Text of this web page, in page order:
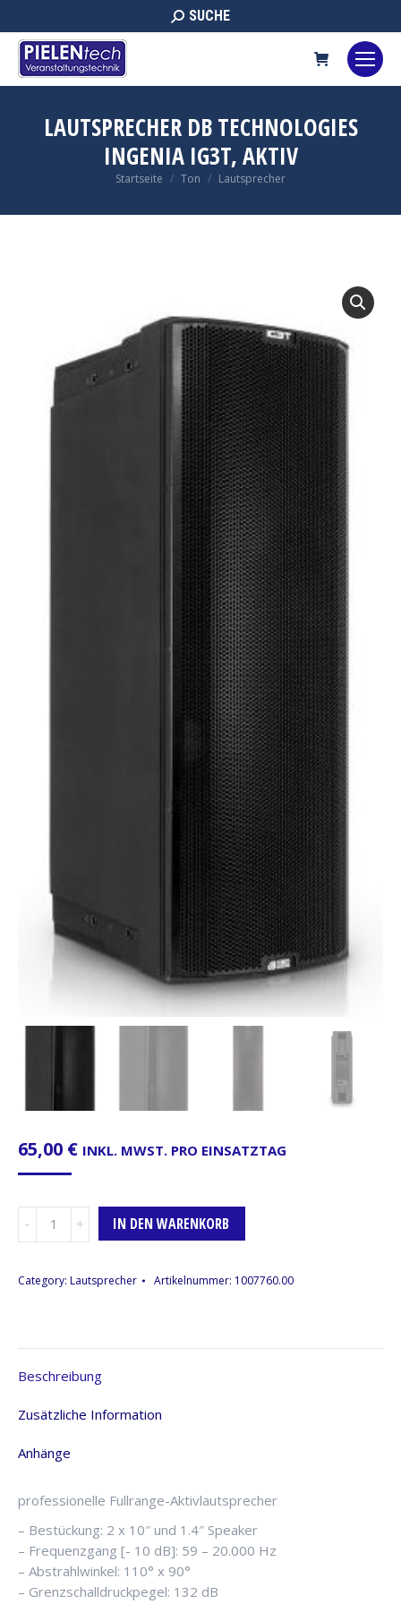
Search:
SUCHE
LAUTSPRECHER DB TECHNOLOGIES
INGENIA IG3T, AKTIV
Sie befinden sich hier:
Startseite Ton Lautsprecher
65,00 € INKL. MWST. PRO EINSATZTAG
Ingenia
IN DEN WARENKORB
Category: Lautsprecher Artikelnummer: 1007760.00
Beschreibung
Zusätzliche Information
Anhänge
professionelle Fullrange-Aktivlautsprecher
– Bestückung: 2 x 10″ und 1.4″ Speaker
– Frequenzgang [- 10 dB]: 59 – 20.000 Hz
– Abstrahlwinkel: 110° x 90°
– Grenzschalldruckpegel: 132 dB